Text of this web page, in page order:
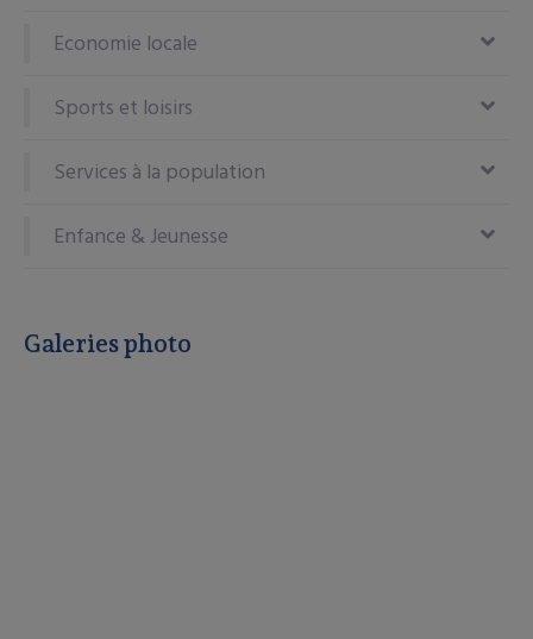
Economie locale
Sports et loisirs
Services à la population
Enfance & Jeunesse
Galeries photo